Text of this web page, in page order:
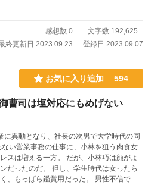
感想数 0
文字数 192,625
終更新日 2023.09.23
登録日 2023.09.07
お気に入り追加 594
曹司は塩対応にもめげない
異動となり、社長の次男で大学時代の同
い営業事務の仕事に、小林を狙う肉食女
スは増える一方。 だが、小林巧は顔がよ
だったのだ。 但し、学生時代は女ったら
ら鑑賞用だった。 男性不信で可